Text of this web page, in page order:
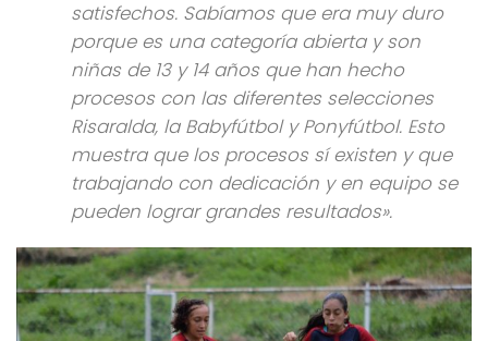
satisfechos. Sabíamos que era muy duro
porque es una categoría abierta y son
niñas de 13 y 14 años que han hecho
procesos con las diferentes selecciones
Risaralda, la Babyfútbol y Ponyfútbol. Esto
muestra que los procesos sí existen y que
trabajando con dedicación y en equipo se
pueden lograr grandes resultados».